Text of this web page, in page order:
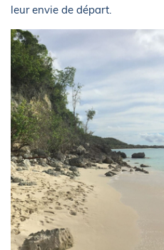
leur envie de départ.